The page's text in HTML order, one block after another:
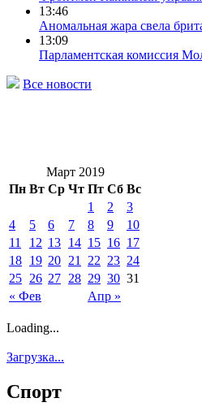
13:46
Аномальная жара свела
13:09
Парламентская комиссия
Все новости
Март 2019
Пн Вт Ср Чт Пт Сб Вс
« Фев Апр »
1 2
3
4
5 6 7 8 9
10
11
12 13 14 15 16 17
18 19 20 21 22 23 24
25 26 27 28 29 30 31
Loading...
Загрузка...
Спорт